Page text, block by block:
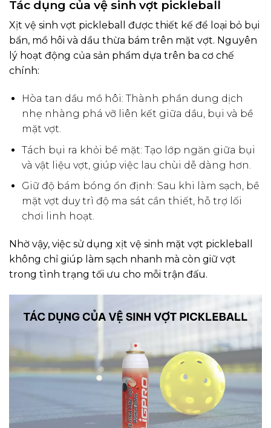
Tác dụng của vệ sinh vợt pickleball
Xịt vệ sinh vợt pickleball được thiết kế để loại bỏ bụi
bẩn, mồ hôi và dầu thừa bám trên mặt vợt. Nguyên
lý hoạt động của sản phẩm dựa trên ba cơ chế
chính:
Hòa tan dầu mồ hôi: Thành phần dung dịch
nhẹ nhàng phá vỡ liên kết giữa dầu, bụi và bề
mặt vợt.
Tách bụi ra khỏi bề mặt: Tạo lớp ngăn giữa bụi
và vật liệu vợt, giúp việc lau chùi dễ dàng hơn.
Giữ độ bám bóng ổn định: Sau khi làm sạch, bề
mặt vợt duy trì độ ma sát cần thiết, hỗ trợ lối
chơi linh hoạt.
Nhờ vậy, việc sử dụng xịt vệ sinh mặt vợt pickleball
không chỉ giúp làm sạch nhanh mà còn giữ vợt
trong tình trạng tối ưu cho mỗi trận đấu.